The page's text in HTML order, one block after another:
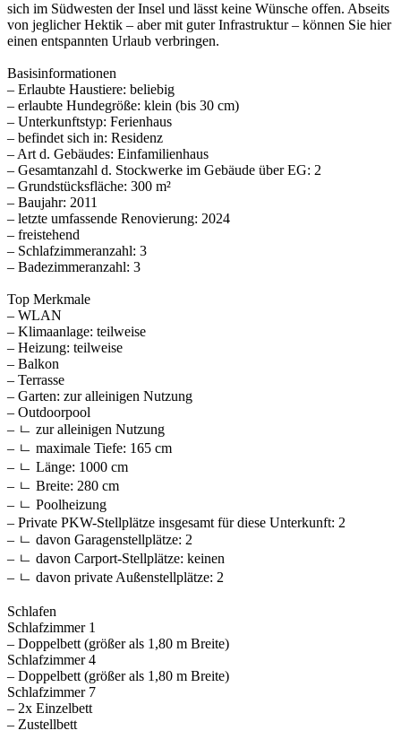
sich im Südwesten der Insel und lässt keine Wünsche offen. Abseits
von jeglicher Hektik – aber mit guter Infrastruktur – können Sie hier
einen entspannten Urlaub verbringen.
Basisinformationen
– Erlaubte Haustiere: beliebig
– erlaubte Hundegröße: klein (bis 30 cm)
– Unterkunftstyp: Ferienhaus
– befindet sich in: Residenz
– Art d. Gebäudes: Einfamilienhaus
– Gesamtanzahl d. Stockwerke im Gebäude über EG: 2
– Grundstücksfläche: 300 m²
– Baujahr: 2011
– letzte umfassende Renovierung: 2024
– freistehend
– Schlafzimmeranzahl: 3
– Badezimmeranzahl: 3
Top Merkmale
– WLAN
– Klimaanlage: teilweise
– Heizung: teilweise
– Balkon
– Terrasse
– Garten: zur alleinigen Nutzung
– Outdoorpool
– ㄴ zur alleinigen Nutzung
– ㄴ maximale Tiefe: 165 cm
– ㄴ Länge: 1000 cm
– ㄴ Breite: 280 cm
– ㄴ Poolheizung
– Private PKW-Stellplätze insgesamt für diese Unterkunft: 2
– ㄴ davon Garagenstellplätze: 2
– ㄴ davon Carport-Stellplätze: keinen
– ㄴ davon private Außen­stellplätze: 2
Schlafen
Schlafzimmer 1
– Doppelbett (größer als 1,80 m Breite)
Schlafzimmer 4
– Doppelbett (größer als 1,80 m Breite)
Schlafzimmer 7
– 2x Einzelbett
– Zustellbett